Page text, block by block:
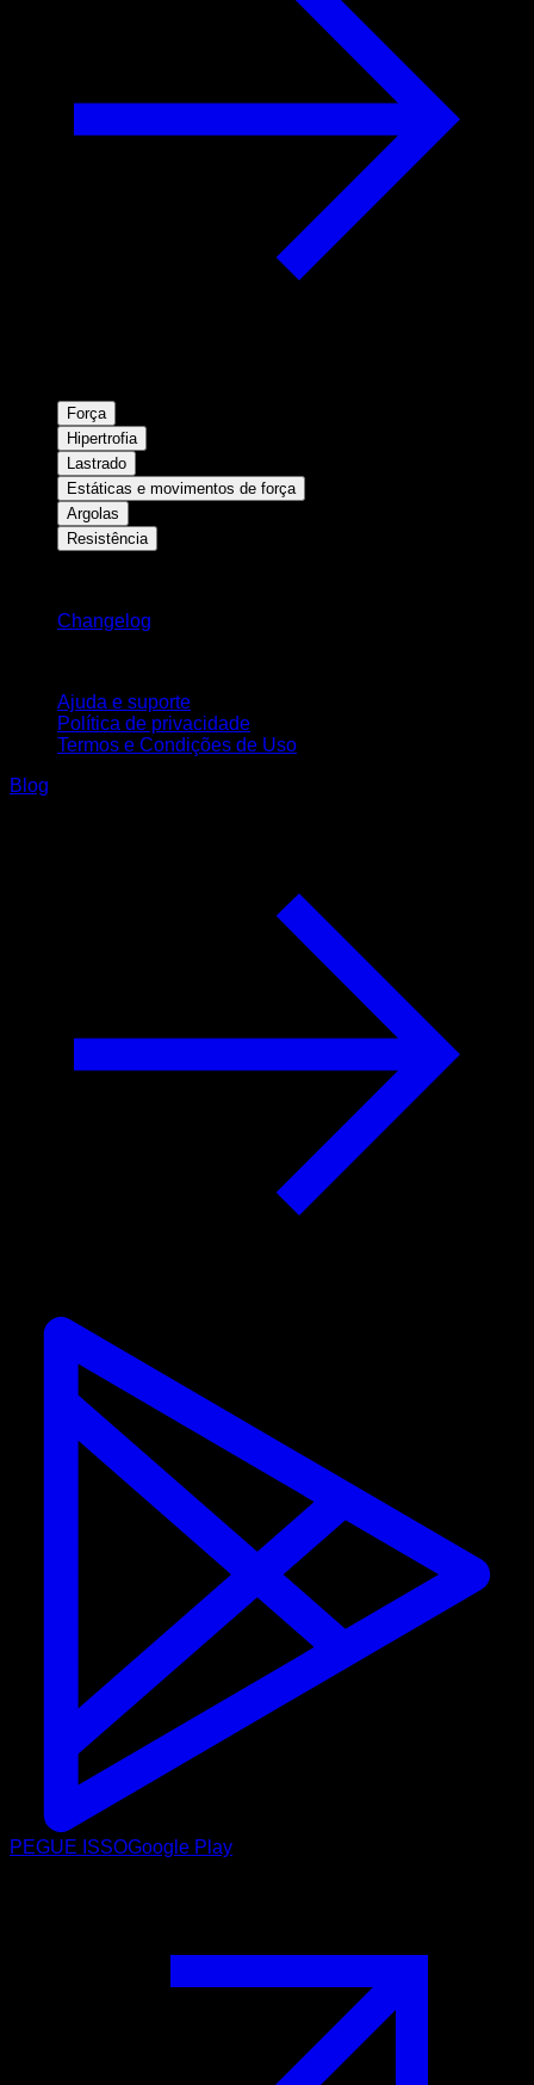
Força
Hipertrofia
Lastrado
Estáticas e movimentos de força
Argolas
Resistência
Changelog
Ajuda e suporte
Política de privacidade
Termos e Condições de Uso
Blog
PEGUE ISSOGoogle Play